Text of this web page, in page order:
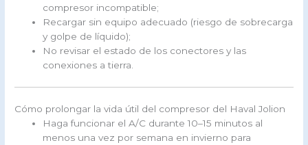
compresor incompatible;
Recargar sin equipo adecuado (riesgo de sobrecarga
y golpe de líquido);
No revisar el estado de los conectores y las
conexiones a tierra.
Cómo prolongar la vida útil del compresor del Haval Jolion
Haga funcionar el A/C durante 10–15 minutos al
menos una vez por semana en invierno para